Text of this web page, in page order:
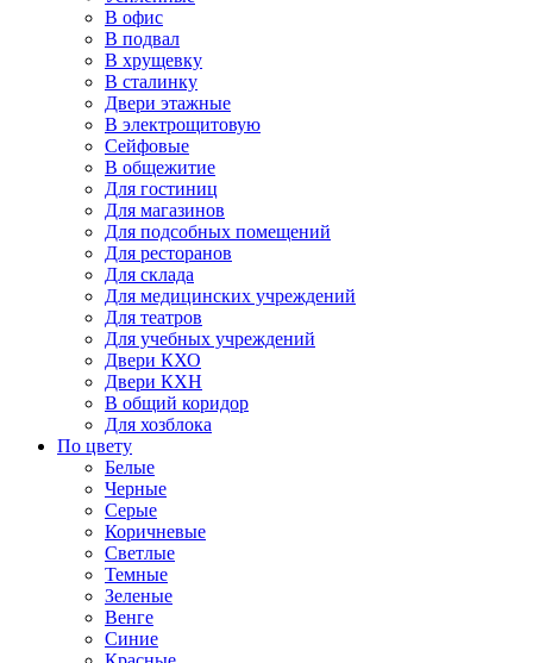
В офис
В подвал
В хрущевку
В сталинку
Двери этажные
В электрощитовую
Сейфовые
В общежитие
Для гостиниц
Для магазинов
Для подсобных помещений
Для ресторанов
Для склада
Для медицинских учреждений
Для театров
Для учебных учреждений
Двери КХО
Двери КХН
В общий коридор
Для хозблока
По цвету
Белые
Черные
Серые
Коричневые
Светлые
Темные
Зеленые
Венге
Синие